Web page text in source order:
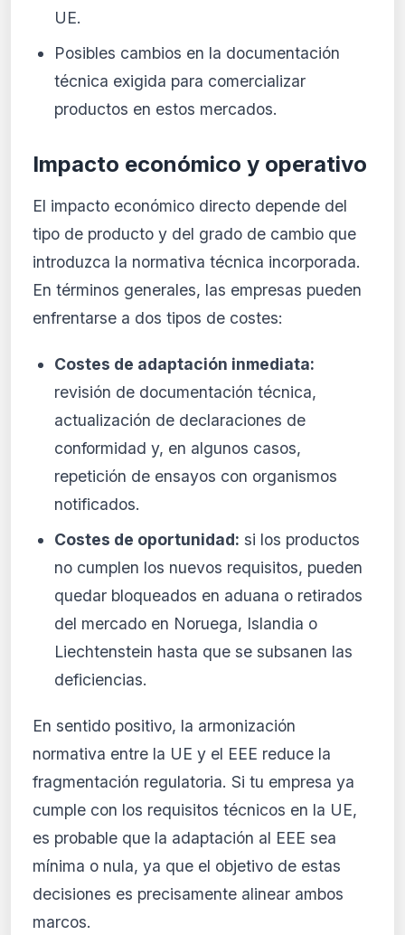
UE.
Posibles cambios en la documentación
técnica exigida para comercializar
productos en estos mercados.
Impacto económico y operativo
El impacto económico directo depende del
tipo de producto y del grado de cambio que
introduzca la normativa técnica incorporada.
En términos generales, las empresas pueden
enfrentarse a dos tipos de costes:
Costes de adaptación inmediata:
revisión de documentación técnica,
actualización de declaraciones de
conformidad y, en algunos casos,
repetición de ensayos con organismos
notificados.
Costes de oportunidad: si los productos
no cumplen los nuevos requisitos, pueden
quedar bloqueados en aduana o retirados
del mercado en Noruega, Islandia o
Liechtenstein hasta que se subsanen las
deficiencias.
En sentido positivo, la armonización
normativa entre la UE y el EEE reduce la
fragmentación regulatoria. Si tu empresa ya
cumple con los requisitos técnicos en la UE,
es probable que la adaptación al EEE sea
mínima o nula, ya que el objetivo de estas
decisiones es precisamente alinear ambos
marcos.